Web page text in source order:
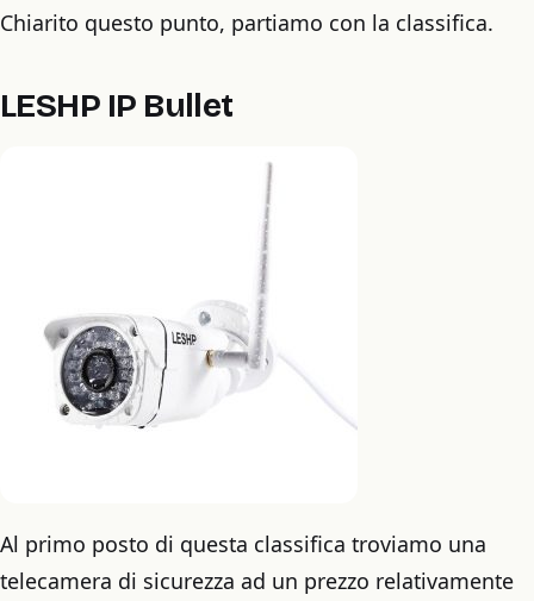
Chiarito questo punto, partiamo con la classifica.
LESHP IP Bullet
Al primo posto di questa classifica troviamo una
telecamera di sicurezza ad un prezzo relativamente